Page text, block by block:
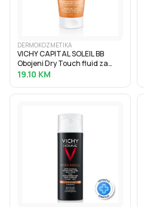
DERMOKOZMETIKA
VICHY CAPITAL SOLEIL BB
Obojeni Dry Touch fluid za
zaštitu od sunca SPF50, 50 ml
19.10 KM